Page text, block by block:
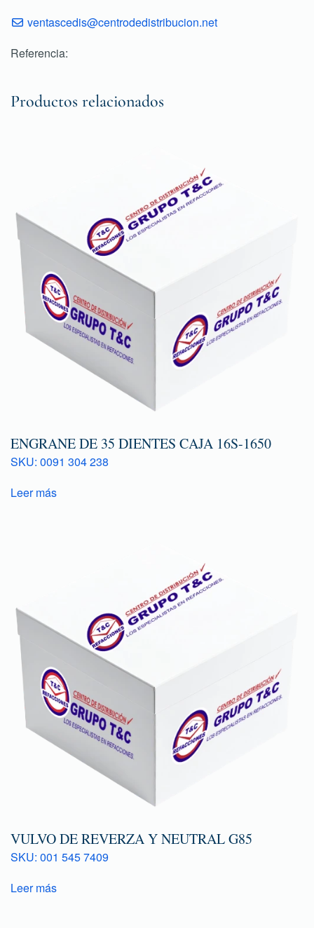
ventascedis@centrodedistribucion.net
Referencia:
Productos relacionados
ENGRANE DE 35 DIENTES CAJA 16S-1650
SKU: 0091 304 238
Leer más
VULVO DE REVERZA Y NEUTRAL G85
SKU: 001 545 7409
Leer más